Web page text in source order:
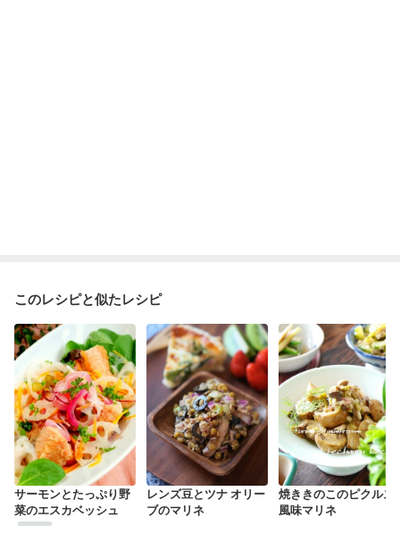
このレシピと似たレシピ
サーモンとたっぷり野
菜のエスカベッシュ
レンズ豆とツナ オリー
ブのマリネ
焼ききのこのピクルス
風味マリネ